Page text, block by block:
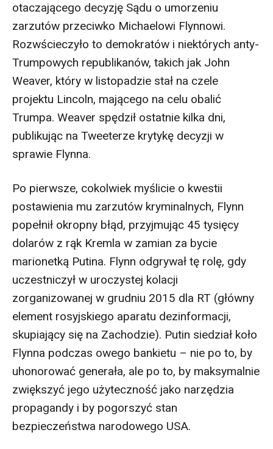
otaczającego decyzję Sądu o umorzeniu
zarzutów przeciwko Michaelowi Flynnowi.
Rozwścieczyło to demokratów i niektórych anty-
Trumpowych republikanów, takich jak John
Weaver, który w listopadzie stał na czele
projektu Lincoln, mającego na celu obalić
Trumpa. Weaver spędził ostatnie kilka dni,
publikując na Tweeterze krytykę decyzji w
sprawie Flynna.
Po pierwsze, cokolwiek myślicie o kwestii
postawienia mu zarzutów kryminalnych, Flynn
popełnił okropny błąd, przyjmując 45 tysięcy
dolarów z rąk Kremla w zamian za bycie
marionetką Putina. Flynn odgrywał tę rolę, gdy
uczestniczył w uroczystej kolacji
zorganizowanej w grudniu 2015 dla RT (główny
element rosyjskiego aparatu dezinformacji,
skupiający się na Zachodzie). Putin siedział koło
Flynna podczas owego bankietu – nie po to, by
uhonorować generała, ale po to, by maksymalnie
zwiększyć jego użyteczność jako narzędzia
propagandy i by pogorszyć stan
bezpieczeństwa narodowego USA.